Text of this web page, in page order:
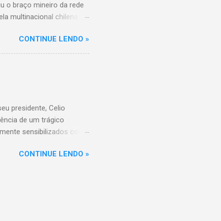
o braço mineiro da rede
multinacional chilena
Com a aquisição,
BH, acompanhando o
CONTINUE LENDO »
presidente, Celio
de um trágico
sensibilizados com
dedicação e espírito
CONTINUE LENDO »